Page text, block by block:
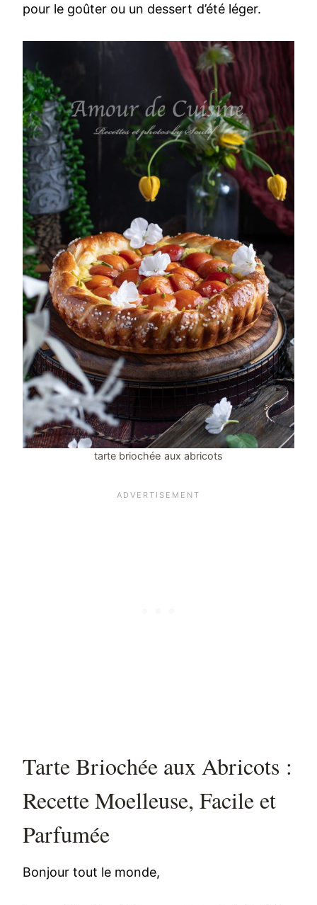
pour le goûter ou un dessert d’été léger.
tarte briochée aux abricots
Tarte Briochée aux Abricots :
Recette Moelleuse, Facile et
Parfumée
Bonjour tout le monde,